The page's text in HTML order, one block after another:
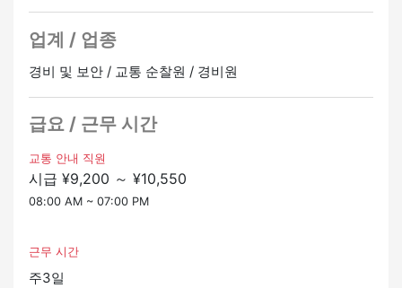
・주간 근무: 하루 10,550엔부터
・일에 익숙해지면 야간에도 일할 수 있습니다.
*65세 이상은 하루 9,200엔부터
※월급은 경력과 능력에 따라 인상됩니다.
・정규직이 될 수 있는 기회가 있습니다.
담해 주세요.
・기숙사가 필요한 경우 문의하시기 바랍니다.
[특별 자금 (수당)]
급여 외에도 플러스머니가 많이 있습니다.
・자격 수당
・휴식을 취하지 않는 사람을 위한 수당 (전체 출석 수당)
・휴일 수당
・긴급 근무 수당 (당일 수당)
정사원 승급가능 온라인 인터뷰 OK
업계 / 업종
경비 및 보안 / 교통 순찰원 / 경비원
급요 / 근무 시간
교통 안내 직원
시급 ¥9,200 ～ ¥10,550
08:00 AM ~ 07:00 PM
근무 시간
주3일